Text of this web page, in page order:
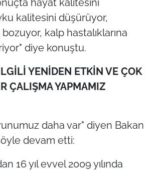
kalitesini düşürüyor,
kalp hastalıklarına
diye konuştu.
YENİDEN ETKİN VE ÇOK
ÇALIŞMA YAPMAMIZ
daha var" diyen Bakan
devam etti:
16 yıl evvel 2009 yılında